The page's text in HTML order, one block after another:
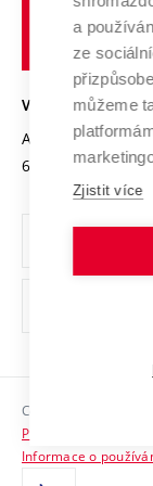
Transfer znalostí
Open Science
Projekty
Projekty ze
Specifický výzkum
Služby univerzity
Mezinárodní
Univerzitní sítě
Podnikavá
Bezpečná
Vyznamenání
Organizační
Ochrana
Sociální bezpečí
HR Award
VYSOKÉ UČENÍ
Antonínská 548/1
602 00 Brno
Copyright © 2026 VUT
Prohlášení o
Informace o
a
ze
můžeme
Zjistit více